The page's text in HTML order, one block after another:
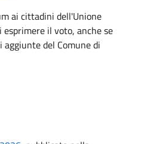
ai cittadini dell'Unione
esprimere il voto, anche se
del Comune di